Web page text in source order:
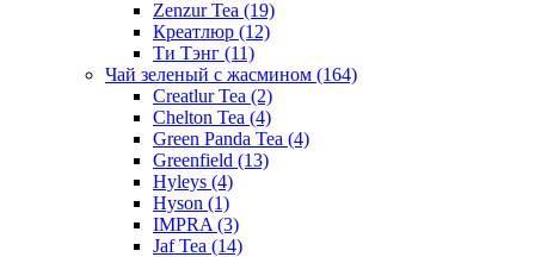
Zenzur Tea (19)
Креатлюр (12)
Ти Тэнг (11)
Чай зеленый с жасмином (164)
Creatlur Tea (2)
Chelton Tea (4)
Green Panda Tea (4)
Greenfield (13)
Hyleys (4)
Hyson (1)
IMPRA (3)
Jaf Tea (14)